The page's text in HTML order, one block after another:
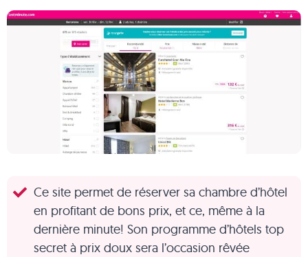
Ce site permet de réserver sa chambre d’hôtel
en profitant de bons prix, et ce, même à la
dernière minute! Son programme d’hôtels top
secret à prix doux sera l’occasion rêvée